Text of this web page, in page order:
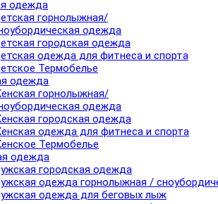
одежда
горнолыжная/
одежда
городская одежда
одежда для фитнеса и спорта
Термобелье
одежда
горнолыжная/
одежда
городская одежда
одежда для фитнеса и спорта
Термобелье
одежда
городская одежда
одежда горнолыжная /
одежда для беговых лыж